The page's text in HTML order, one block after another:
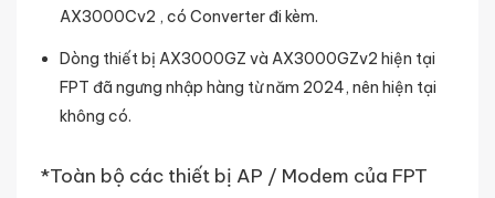
AX3000Cv2 , có Converter đi kèm.
Dòng thiết bị AX3000GZ và AX3000GZv2 hiện tại
FPT đã ngưng nhập hàng từ năm 2024, nên hiện tại
không có.
*Toàn bộ các thiết bị AP / Modem của FPT